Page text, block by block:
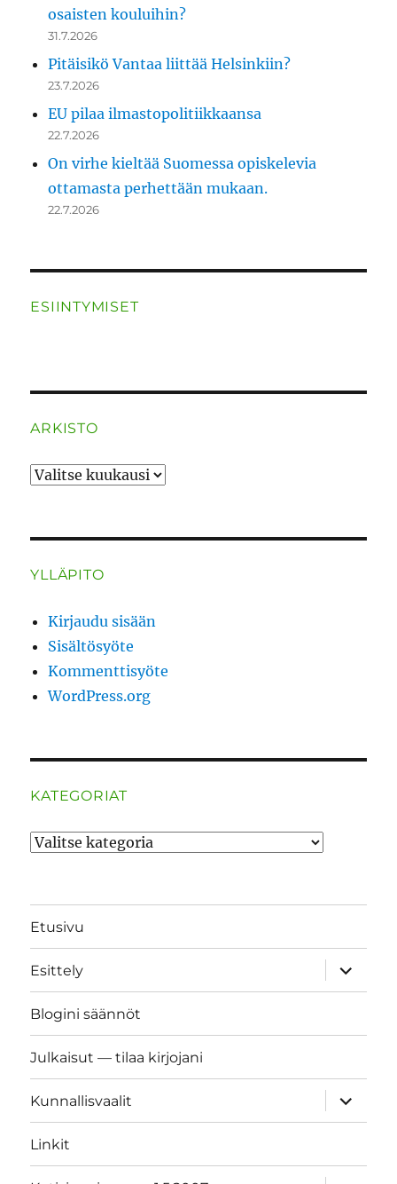
osaisten kouluihin?
31.7.2026
Pitäisikö Vantaa liittää Helsinkiin?
23.7.2026
EU pilaa ilmastopolitiikkaansa
22.7.2026
On virhe kieltää Suomessa opiskelevia
ottamasta perhettään mukaan.
22.7.2026
ESIINTYMISET
ARKISTO
ARKISTO
YLLÄPITO
Kirjaudu sisään
Sisältösyöte
Kommenttisyöte
WordPress.org
KATEGORIAT
Kategoriat
Etusivu
Esittely
näytä
Blogini säännöt
Julkaisut — tilaa kirjojani
Kunnallisvaalit
näytä
Linkit